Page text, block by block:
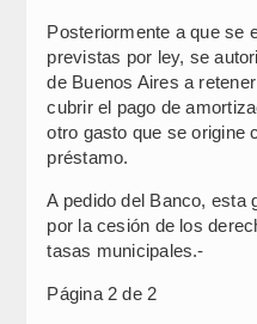
Posteriormente a que se
previstas por ley, se
de Buenos Aires a
cubrir el pago de
otro gasto que se origine
préstamo.
A pedido del Banco, esta
por la cesión de los
tasas municipales.-
Página 2 de 2